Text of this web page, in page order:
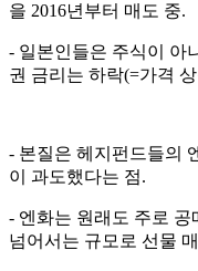
을 2016년부터 매도 중.
- 일본인들은 주식이 아
권 금리는 하락(=가격
- 본질은 헤지펀드들의
이 과도했다는 점.
- 엔화는 원래도 주로
넘어서는 규모로 선물